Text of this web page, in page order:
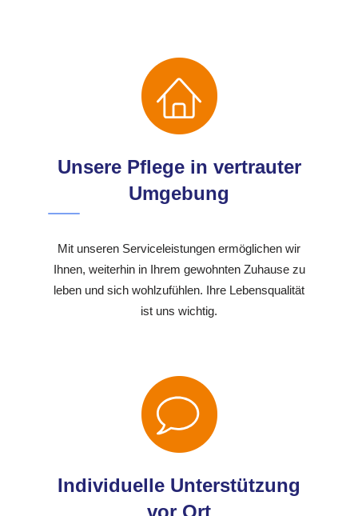
Unsere Pflege in vertrauter
Umgebung
Mit unseren Serviceleistungen ermöglichen wir
Ihnen, weiterhin in Ihrem gewohnten Zuhause zu
leben und sich wohlzufühlen. Ihre Lebensqualität
ist uns wichtig.
Individuelle Unterstützung
vor Ort